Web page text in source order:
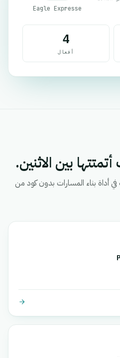
Eagle Expresse
4
أفعال
بين الاثنين.
أداة بناء المسارات بدون كود من